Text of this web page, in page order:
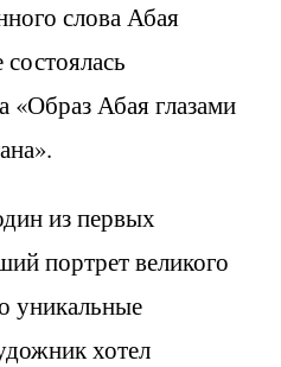
слова Абая
«Образ Абая глазами
из первых
портрет великого
уникальные
хотел